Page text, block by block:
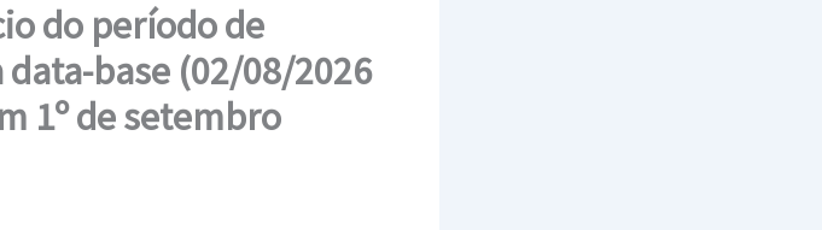
do período de
base (02/08/2026
1º de setembro